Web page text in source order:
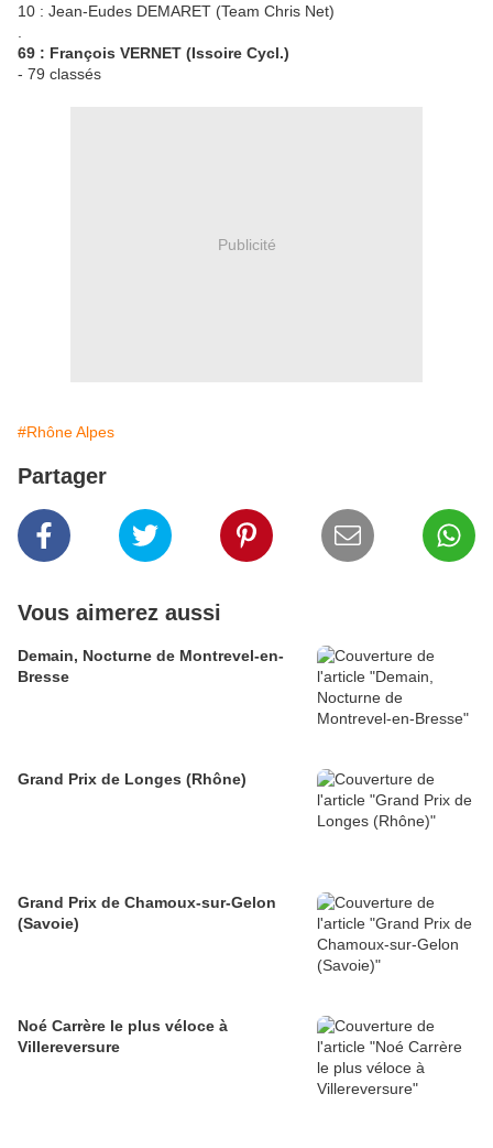
10 : Jean-Eudes DEMARET (Team Chris Net)
69 : François VERNET (Issoire Cycl.)
- 79 classés
Publicité
#Rhône Alpes
Partager
Vous aimerez aussi
Demain, Nocturne de Montrevel-en-
Bresse
Grand Prix de Longes (Rhône)
Grand Prix de Chamoux-sur-Gelon
(Savoie)
Noé Carrère le plus véloce à
Villereversure